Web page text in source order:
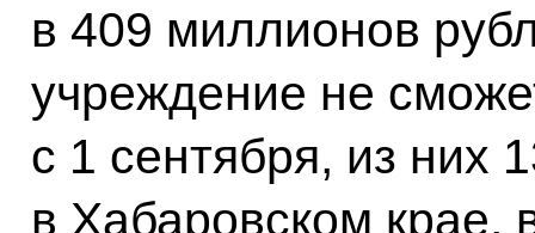
в 409 миллионов
учреждение не
с 1 сентября, из них
в Хабаровском крае,